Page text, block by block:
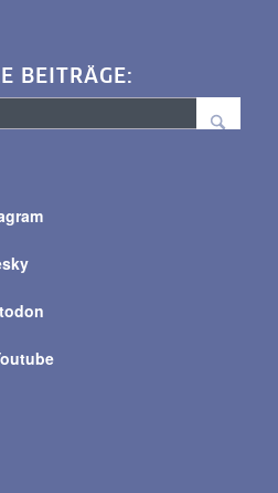
BEITRÄGE: